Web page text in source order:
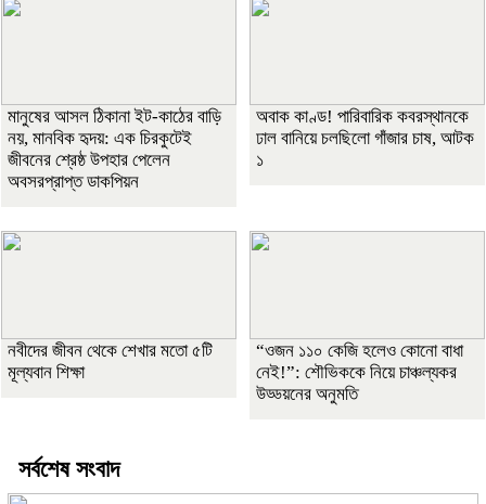
মানুষের আসল ঠিকানা ইট-কাঠের বাড়ি
নয়, মানবিক হৃদয়: এক চিরকুটেই
জীবনের শ্রেষ্ঠ উপহার পেলেন
অবসরপ্রাপ্ত ডাকপিয়ন
অবাক কাণ্ড! পারিবারিক কবরস্থানকে
ঢাল বানিয়ে চলছিলো গাঁজার চাষ, আটক
১
নবীদের জীবন থেকে শেখার মতো ৫টি
মূল্যবান শিক্ষা
“ওজন ১১০ কেজি হলেও কোনো বাধা
নেই!”: শৌভিককে নিয়ে চাঞ্চল্যকর
উড্ডয়নের অনুমতি
সর্বশেষ সংবাদ